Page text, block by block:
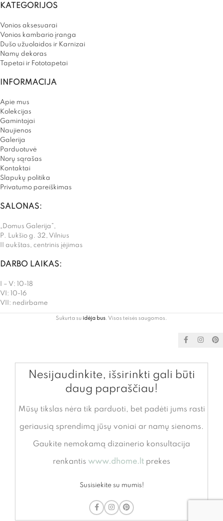
KATEGORIJOS
Vonios aksesuarai
Vonios kambario įranga
Dušo užuolaidos ir Karnizai
Namų dekoras
Tapetai ir Fototapetai
INFORMACIJA
Apie mus
Kolekcijas
Gamintojai
Naujienos
Galerija
Parduotuvė
Norų sąrašas
Kontaktai
Slapukų politika
Privatumo pareiškimas
SALONAS:
„Domus Galerija”,
P. Lukšio g. 32, Vilnius
II aukštas, centrinis įėjimas
DARBO LAIKAS:
I – V: 10-18
VI: 10-16
VII: nedirbame
Sukurta su idėja bus. Visos teisės saugomos.
Nesijaudinkite, išsirinkti gali būti
daug papraščiau!
Mūsų tikslas nėra tik parduoti, bet padėti jums rasti
geriausią sprendimą jūsų voniai ar namų sienoms.
Gaukite nemokamą dizainerio konsultacija
renkantis www.dhome.lt prekes
Susisiekite su mumis!